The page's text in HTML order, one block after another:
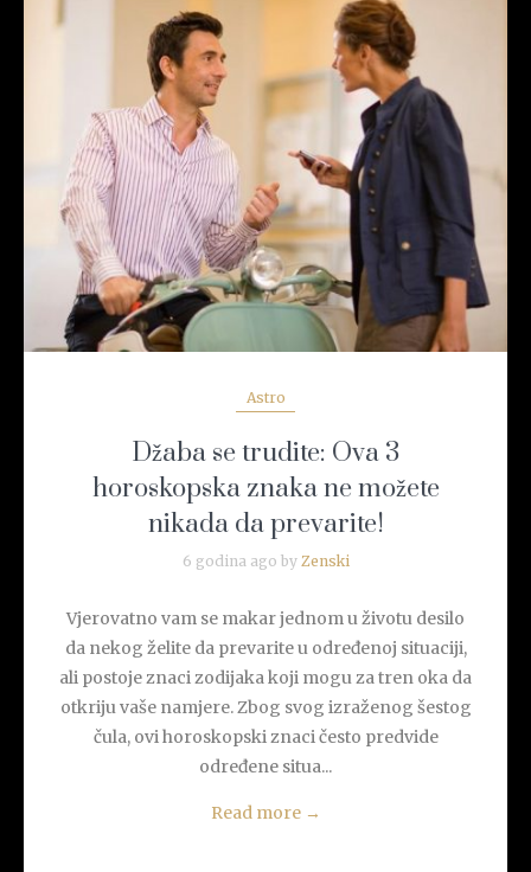
READ MORE
Astro
Džaba se trudite: Ova 3
horoskopska znaka ne možete
nikada da prevarite!
6 godina ago by Zenski
Vjerovatno vam se makar jednom u životu desilo
da nekog želite da prevarite u određenoj situaciji,
ali postoje znaci zodijaka koji mogu za tren oka da
otkriju vaše namjere. Zbog svog izraženog šestog
čula, ovi horoskopski znaci često predvide
određene situa...
Read more →